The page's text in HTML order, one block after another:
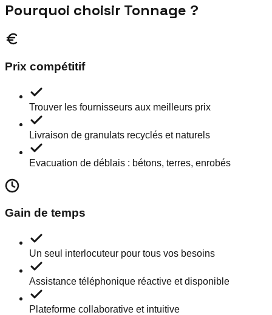
Pourquoi choisir Tonnage ?
Prix compétitif
Trouver les fournisseurs aux meilleurs prix
Livraison de granulats recyclés et naturels
Evacuation de déblais : bétons, terres, enrobés
Gain de temps
Un seul interlocuteur pour tous vos besoins
Assistance téléphonique réactive et disponible
Plateforme collaborative et intuitive